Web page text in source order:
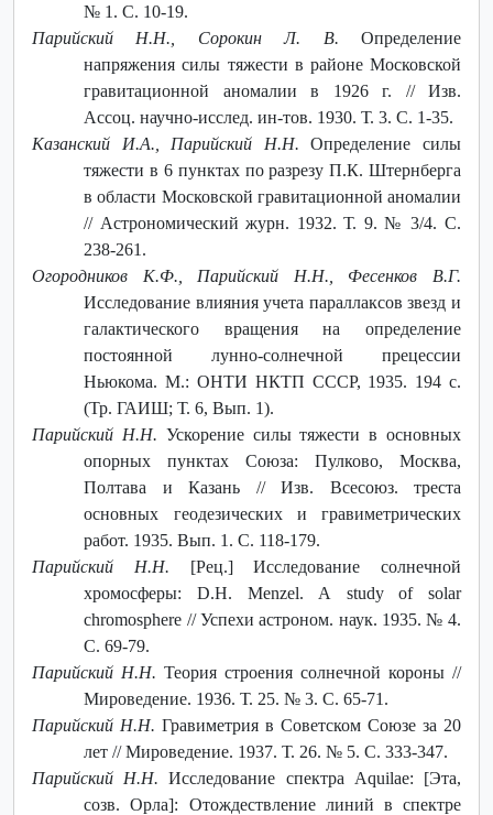
№ 1. С. 10-19.
Парийский Н.Н., Сорокин Л. В. Определение
напряжения силы тяжести в районе Московской
гравитационной аномалии в 1926 г. // Изв.
Ассоц. научно-исслед. ин-тов. 1930. Т. 3. С. 1-35.
Казанский И.А., Парийский Н.Н.Определение силы
тяжести в 6 пунктах по разрезу П.К. Штернберга
в области Московской гравитационной аномалии
// Астрономический журн. 1932. Т. 9. № 3/4. С.
238-261.
Огородников К.Ф., Парийский Н.Н., Фесенков В.Г.
Исследование влияния учета параллаксов звезд и
галактического вращения на определение
постоянной лунно-солнечной прецессии
Ньюкома. М.: ОНТИ НКТП СССР, 1935. 194 с.
(Тр. ГАИШ; Т. 6, Вып. 1).
Парийский Н.Н. Ускорение силы тяжести в основных
опорных пунктах Союза: Пулково, Москва,
Полтава и Казань // Изв. Всесоюз. треста
основных геодезических и гравиметрических
работ. 1935. Вып. 1. С. 118-179.
Парийский Н.Н. [Рец.] Исследование солнечной
хромосферы: D.Н. Menzel. А study of solar
chromosphere // Успехи астроном. наук. 1935. № 4.
С. 69-79.
Парийский Н.Н. Теория строения солнечной короны //
Мироведение. 1936. Т. 25. № 3. С. 65-71.
Парийский Н.Н. Гравиметрия в Советском Союзе за 20
лет // Мироведение. 1937. Т. 26. № 5. С. 333-347.
Парийский Н.Н.Исследование спектра Aquilae: [Эта,
созв. Орла]: Отождествление линий в спектре